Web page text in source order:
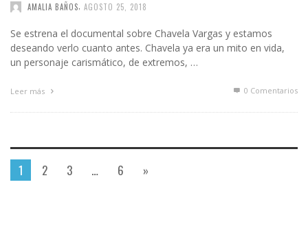
AMALIA BAÑOS AGOSTO 25, 2018
Se estrena el documental sobre Chavela Vargas y estamos
deseando verlo cuanto antes. Chavela ya era un mito en vida,
un personaje carismático, de extremos, …
Leer más 0 Comentarios
1 2 3 … 6 »